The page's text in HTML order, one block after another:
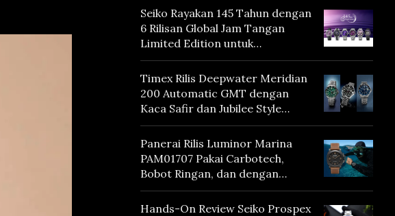
Seiko Rayakan 145 Tahun dengan
6 Rilisan Global Jam Tangan
Limited Edition untuk
Menghormati Edo Purple,
Warna yang Mencerminkan
Warisan Tokyo
Timex Rilis Deepwater Meridian
200 Automatic GMT dengan
Kaca Safir dan Jubilee Style
Bracelet
Panerai Rilis Luminor Marina
PAM01707 Pakai Carbotech,
Bobot Ringan, dan dengan
Vintage Vibes
Hands-On Review Seiko Prospex